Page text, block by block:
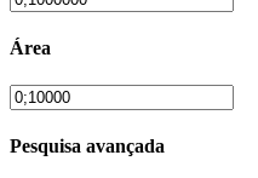
Área
Pesquisa avançada